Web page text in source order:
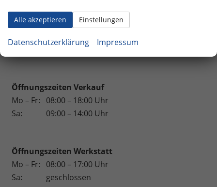
164 Fahrzeuge
Wir sind für Sie da.
Öffnungszeiten Verkauf
Mo – Fr: 08:00 – 18:00 Uhr
Sa:
09:00 – 14:00 Uhr
Öffnungszeiten Werkstatt
Mo – Fr: 08:00 – 17:00 Uhr
Sa:
geschlossen
Alle akzeptieren Einstellungen
Datenschutzerklärung Impressum